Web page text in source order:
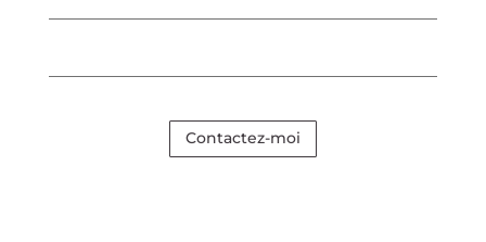
Contactez-moi